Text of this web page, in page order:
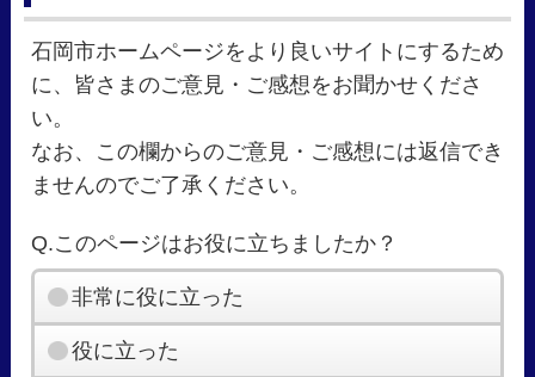
石岡市ホームページをより良いサイトにするため
に、皆さまのご意見・ご感想をお聞かせくださ
い。
なお、この欄からのご意見・ご感想には返信でき
ませんのでご了承ください。
Q.このページはお役に立ちましたか？
非常に役に立った
役に立った